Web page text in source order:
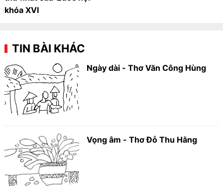
khóa XVI
TIN BÀI KHÁC
Ngày dài - Thơ Văn Công Hùng
Vọng âm - Thơ Đỗ Thu Hằng